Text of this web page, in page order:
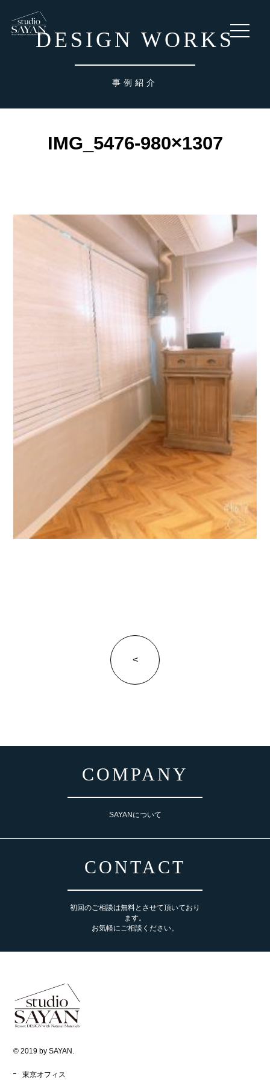
toggle
DESIGN WORKS
事例紹介
IMG_5476-980×1307
<
COMPANY
SAYANについて
CONTACT
初回のご相談は無料とさせて頂いており
ます。
お気軽にご相談ください。
© 2019 by SAYAN.
東京オフィス